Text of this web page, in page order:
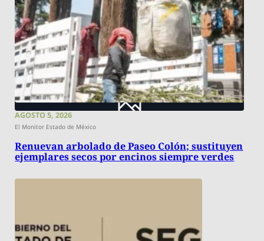
AGOSTO 5, 2026
El Monitor Estado de México
Renuevan arbolado de Paseo Colón; sustituyen
ejemplares secos por encinos siempre verdes